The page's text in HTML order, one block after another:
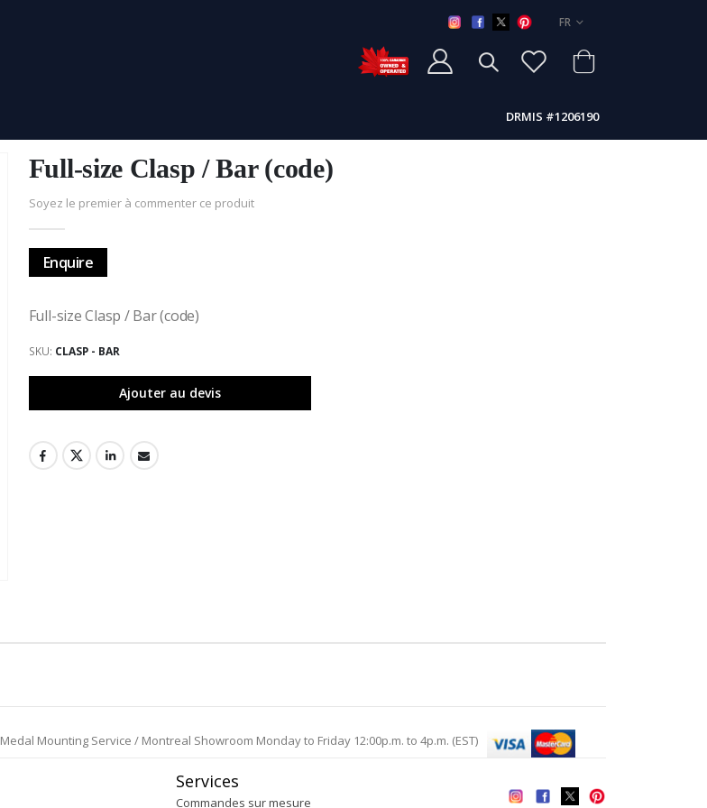
LANGUE
FR
DRMIS #1206190
Full-size Clasp / Bar (code)
Soyez le premier à commenter ce produit
Enquire
Full-size Clasp / Bar (code)
SKU CLASP - BAR
Ajouter au devis
Medal Mounting Service / Montreal Showroom Monday to Friday 12:00p.m. to 4p.m. (EST)
Services
Commandes sur mesure